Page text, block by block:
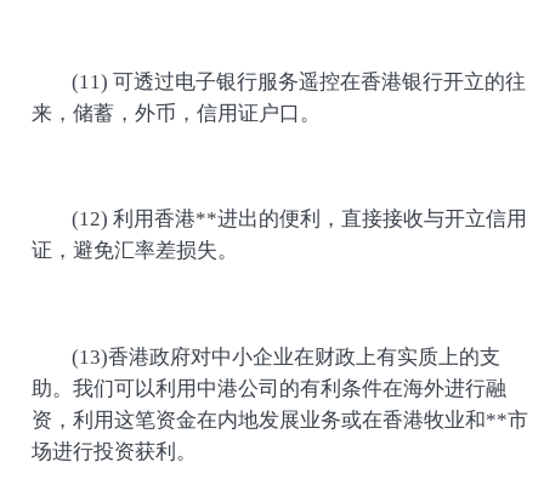
(11) 可透过电子银行服务遥控在香港银行开立的往
来，储蓄，外币，信用证户口。
(12) 利用香港**进出的便利，直接接收与开立信用
证，避免汇率差损失。
(13)香港政府对中小企业在财政上有实质上的支
助。我们可以利用中港公司的有利条件在海外进行融
资，利用这笔资金在内地发展业务或在香港牧业和**市
场进行投资获利。